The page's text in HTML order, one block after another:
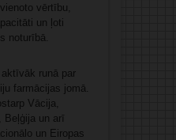
vērtību,
un ļoti
noturībā.
runā par
farmācijas jomā.
Vācija,
Beļģija un arī
un Eiropas